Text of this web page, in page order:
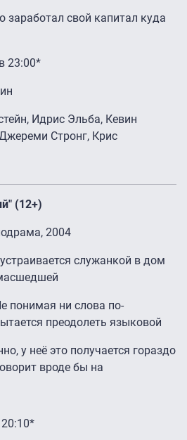
заработал свой капитал куда
23:00*
Идрис Эльба, Кевин
Стронг, Крис
(12+)
2004
служанкой в дом
понимая ни слова по-
преодолеть языковой
у неё это получается гораздо
вроде бы на